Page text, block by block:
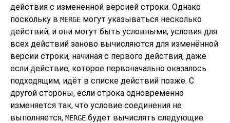
действия с изменённой версией строки. Однако
поскольку в MERGE могут указываться несколько
действий, и они могут быть условными, условия для
всех действий заново вычисляются для изменённой
версии строки, начиная с первого действия, даже
если действие, которое первоначально оказалось
подходящим, идёт в списке действий позже. С
другой стороны, если строка одновременно
изменяется так, что условие соединения не
выполняется, MERGE будет вычислять следующие